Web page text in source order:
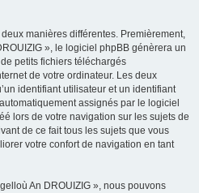
manières différentes. Premièrement,
», le logiciel phpBB génèrera un
petits fichiers téléchargés
de votre ordinateur. Les deux
identifiant utilisateur et un identifiant
assignés par le logiciel
lors de votre navigation sur les sujets de
de ce fait tous les sujets que vous
votre confort de navigation en tant
An DROUIZIG », nous pouvons